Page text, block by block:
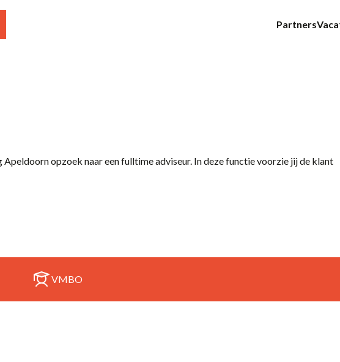
Partners
opzoek naar een fulltime adviseur. In deze functie voorzie jij de klant
VMBO